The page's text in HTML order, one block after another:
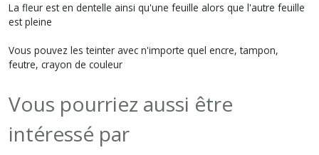
La fleur est en dentelle ainsi qu'une feuille alors que l'autre feuille
est pleine
Vous pouvez les teinter avec n'importe quel encre, tampon,
feutre, crayon de couleur
Vous pourriez aussi être
intéressé par